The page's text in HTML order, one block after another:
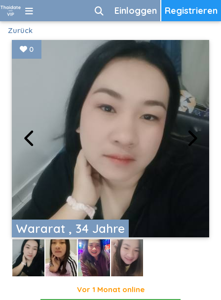
Registrieren
Einloggen
Zurück
Wararat , 34 Jahre
0
Vor 1 Monat online